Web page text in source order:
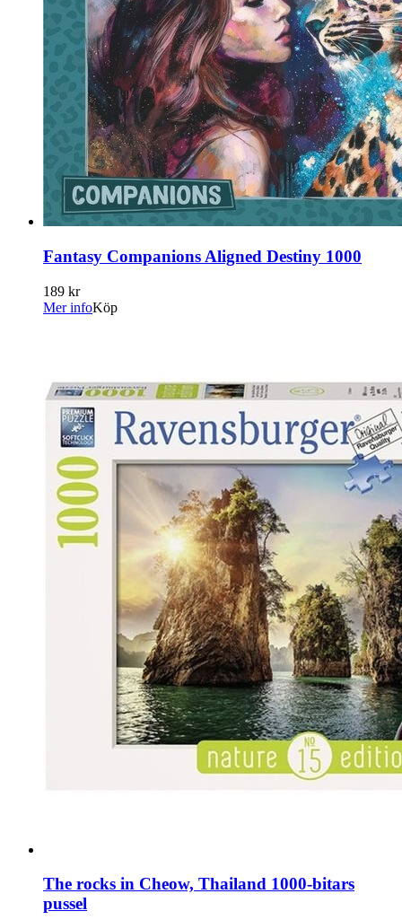
Fantasy Companions Aligned Destiny 1000
189 kr
Mer infoKöp
The rocks in Cheow, Thailand 1000-bitars
pussel